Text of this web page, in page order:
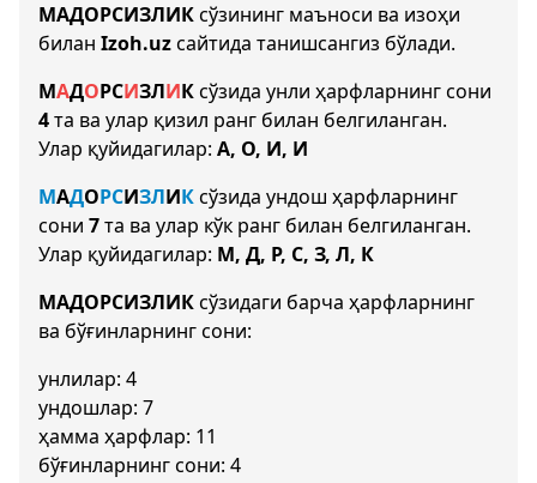
МАДОРСИЗЛИКсўзининг маъноси ва изоҳи
билан Izoh.uzсайтида танишсангиз бўлади.
МАДОРСИЗЛИКсўзида унли ҳарфларнинг сони
4та ва улар қизил ранг билан белгиланган.
Улар қуйидагилар: А, О, И, И
МАДОРСИЗЛИКсўзида ундош ҳарфларнинг
сони 7та ва улар кўк ранг билан белгиланган.
Улар қуйидагилар: М, Д, Р, С, З, Л, К
МАДОРСИЗЛИКсўзидаги барча ҳарфларнинг
ва бўғинларнинг сони:
унлилар: 4
ундошлар: 7
ҳамма ҳарфлар: 11
бўғинларнинг сони: 4